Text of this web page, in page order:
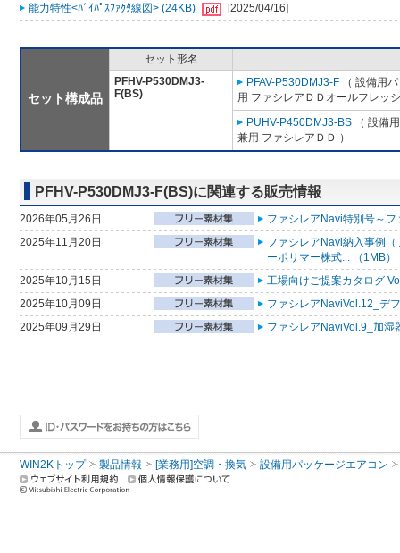
能力特性<ﾊﾞｲﾊﾟｽﾌｧｸﾀ線図> (24KB)
[2025/04/16]
セット構成品
セット形名
PFHV-P530DMJ3-
F(BS)
PFAV-P530DMJ3-F （ 設備用
用 ファシレアＤＤオールフレッ
PUHV-P450DMJ3-BS （ 設備
兼用 ファシレアＤＤ ）
PFHV-P530DMJ3-F(BS)に関連する販売情報
2026年05月26日
ファシレアNavi特別号～
2025年11月20日
ファシレアNavi納入事例
ーポリマー株式... （1MB）
2025年10月15日
工場向けご提案カタログ
2025年10月09日
ファシレアNaviVol.12_デ
2025年09月29日
ファシレアNaviVol.9_加湿
WIN2Kトップ 製品情報 [業務用]空調・換気 設備用パッケージエアコン